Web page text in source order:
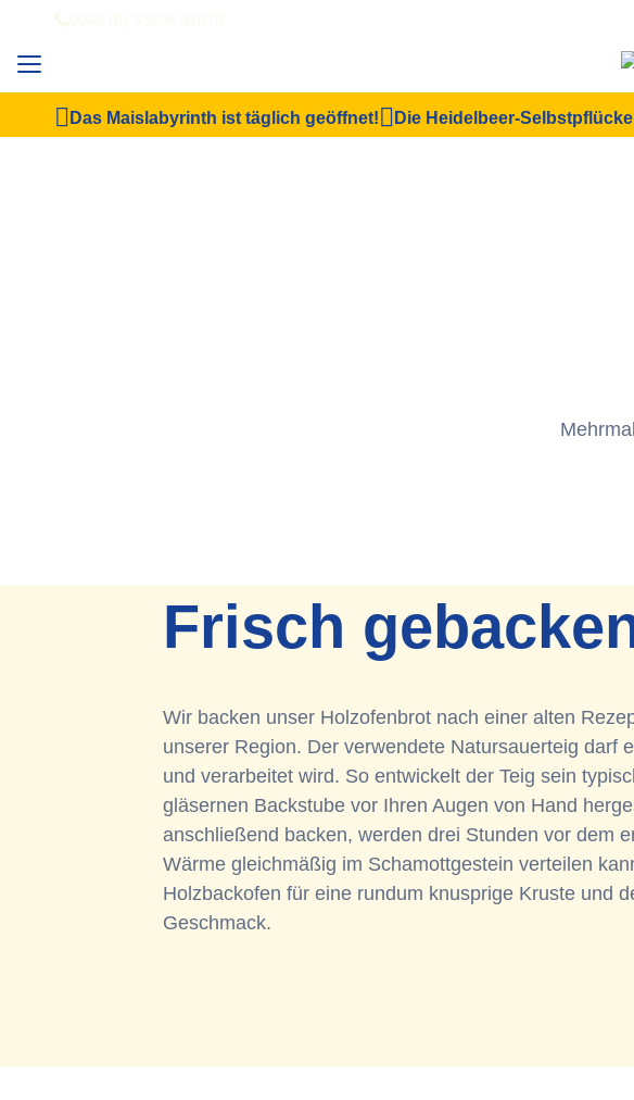
Das Maislabyrinth ist täglich geöffnet! Die Heidelbeer-
Frisch
Wir backen unser Holzofenbrot nach einer alten
unserer Region. Der verwendete Natursauerteig darf
und verarbeitet wird. So entwickelt der Teig sein
gläsernen Backstube vor Ihren Augen von Hand
anschließend backen, werden drei Stunden vor dem
Wärme gleichmäßig im Schamottgestein verteilen
Holzbackofen für eine rundum knusprige Kruste und
Geschmack.